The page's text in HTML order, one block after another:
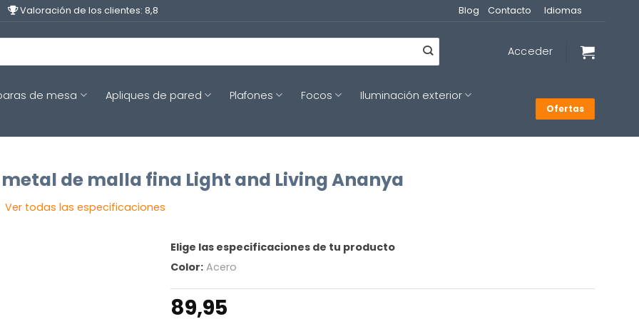
Valoración de los clientes: 8,8 Blog Contacto Idiomas
Acceder
de mesa Apliques de pared Plafones Focos
Iluminación exterior
Ofertas
de malla fina Light and Living Ananya
Ver todas las especificaciones
Elige las especificaciones de tu producto
Color: Acero
89,95